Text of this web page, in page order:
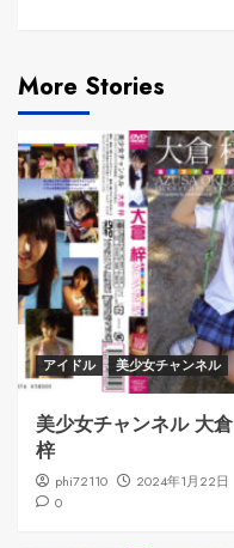
More Stories
アイドル 美少女チャンネル
美少女チャンネル 大倉
梓
phi72110
2024年1月22日
0